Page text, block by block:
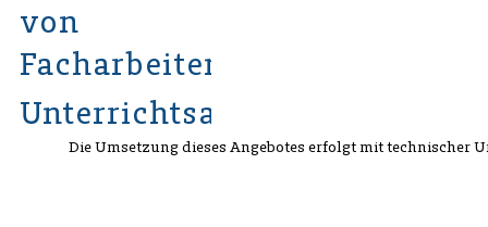
von
Facharbeiten
Unterrichtsarchiv
Die Umsetzung dieses Angebotes erfolgt mit technischer